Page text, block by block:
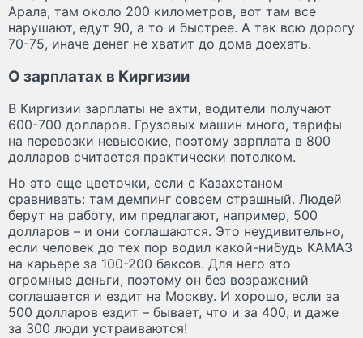
Арала, там около 200 километров, вот там все
нарушают, едут 90, а то и быстрее. А так всю дорогу
70-75, иначе денег не хватит до дома доехать.
О зарплатах в Киргизии
В Киргизии зарплаты не ахти, водители получают
600-700 долларов. Грузовых машин много, тарифы
на перевозки невысокие, поэтому зарплата в 800
долларов считается практически потолком.
Но это еще цветочки, если с Казахстаном
сравнивать: там демпинг совсем страшный. Людей
берут на работу, им предлагают, например, 500
долларов – и они соглашаются. Это неудивительно,
если человек до тех пор водил какой-нибудь КАМАЗ
на карьере за 100-200 баксов. Для него это
огромные деньги, поэтому он без возражений
соглашается и ездит на Москву. И хорошо, если за
500 долларов ездит – бывает, что и за 400, и даже
за 300 люди устраиваются!